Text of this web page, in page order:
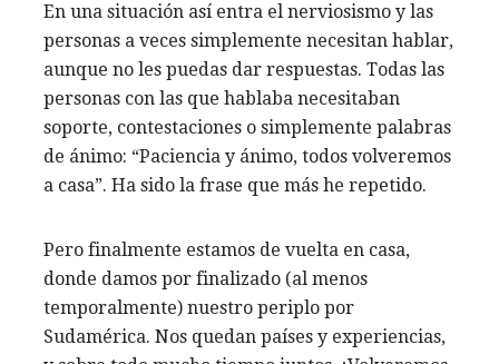
En una situación así entra el nerviosismo y las
personas a veces simplemente necesitan hablar,
aunque no les puedas dar respuestas. Todas las
personas con las que hablaba necesitaban
soporte, contestaciones o simplemente palabras
de ánimo: “Paciencia y ánimo, todos volveremos
a casa”. Ha sido la frase que más he repetido.
Pero finalmente estamos de vuelta en casa,
donde damos por finalizado (al menos
temporalmente) nuestro periplo por
Sudamérica. Nos quedan países y experiencias,